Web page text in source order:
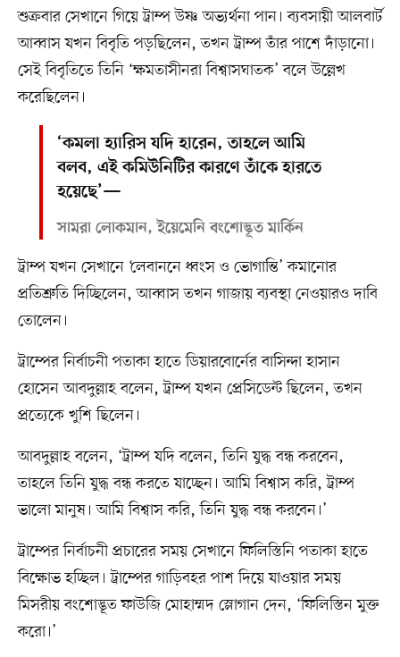
শুক্রবার সেখানে গিয়ে ট্রাম্প উষ্ণ অভ্যর্থনা পান। ব্যবসায়ী আলবার্ট
আব্বাস যখন বিবৃতি পড়ছিলেন, তখন ট্রাম্প তাঁর পাশে দাঁড়ানো।
সেই বিবৃতিতে তিনি ‘ক্ষমতাসীনরা বিশ্বাসঘাতক’ বলে উল্লেখ
করেছিলেন।
‘কমলা হ্যারিস যদি হারেন, তাহলে আমি
বলব, এই কমিউনিটির কারণে তাঁকে হারতে
হয়েছে’—
সামরা লোকমান, ইয়েমেনি বংশোদ্ভূত মার্কিন
ট্রাম্প যখন সেখানে ‘লেবাননে ধ্বংস ও ভোগান্তি’ কমানোর
প্রতিশ্রুতি দিচ্ছিলেন, আব্বাস তখন গাজায় ব্যবস্থা নেওয়ারও দাবি
তোলেন।
ট্রাম্পের নির্বাচনী পতাকা হাতে ডিয়ারবোর্নের বাসিন্দা হাসান
হোসেন আবদুল্লাহ বলেন, ট্রাম্প যখন প্রেসিডেন্ট ছিলেন, তখন
প্রত্যেকে খুশি ছিলেন।
আবদুল্লাহ বলেন, ‘ট্রাম্প যদি বলেন, তিনি যুদ্ধ বন্ধ করবেন,
তাহলে তিনি যুদ্ধ বন্ধ করতে যাচ্ছেন। আমি বিশ্বাস করি, ট্রাম্প
ভালো মানুষ। আমি বিশ্বাস করি, তিনি যুদ্ধ বন্ধ করবেন।’
ট্রাম্পের নির্বাচনী প্রচারের সময় সেখানে ফিলিস্তিনি পতাকা হাতে
বিক্ষোভ হচ্ছিল। ট্রাম্পের গাড়িবহর পাশ দিয়ে যাওয়ার সময়
মিসরীয় বংশোদ্ভূত ফাউজি মোহাম্মদ স্লোগান দেন, ‘ফিলিস্তিন মুক্ত
করো।’